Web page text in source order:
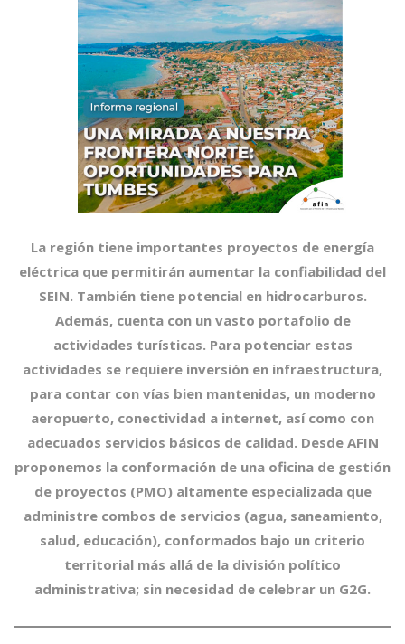
La región tiene importantes proyectos de energía
eléctrica que permitirán aumentar la confiabilidad del
SEIN. También tiene potencial en hidrocarburos.
Además, cuenta con un vasto portafolio de
actividades turísticas. Para potenciar estas
actividades se requiere inversión en infraestructura,
para contar con vías bien mantenidas, un moderno
aeropuerto, conectividad a internet, así como con
adecuados servicios básicos de calidad. Desde AFIN
proponemos la conformación de una oficina de gestión
de proyectos (PMO) altamente especializada que
administre combos de servicios (agua, saneamiento,
salud, educación), conformados bajo un criterio
territorial más allá de la división político
administrativa; sin necesidad de celebrar un G2G.